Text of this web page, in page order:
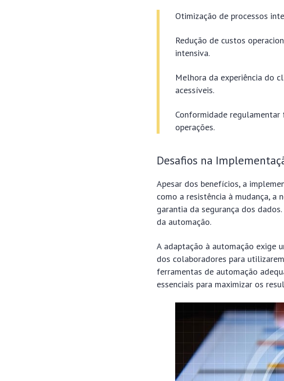
Otimização de processos
Redução de custos
intensiva.
Melhora da experiência do
acessíveis.
Conformidade regulamentar
operações.
Desafios na
Apesar dos benefícios, a
como a resistência à mudança,
garantia da segurança dos
da automação.
A adaptação à automação exige
dos colaboradores para
ferramentas de automação
essenciais para maximizar os